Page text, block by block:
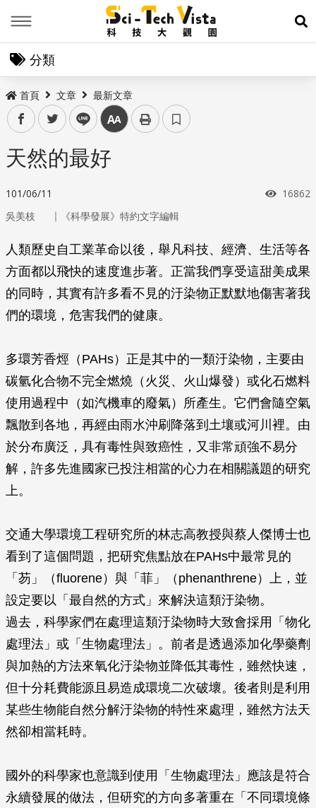
展
分類
首頁 文章 最新文章
facebooktwitter line 中
天然的最好
101/06/11 瀏覽次
16862
吳美枝 ｜ 《科學發展》特約文字編輯
人類歷史自工業革命以後，舉凡科技、經濟、生活等各
方面都以飛快的速度進步著。正當我們享受這甜美成果
的同時，其實有許多看不見的汙染物正默默地傷害著我
們的環境，危害我們的健康。
多環芳香烴（PAHs）正是其中的一類汙染物，主要由
碳氫化合物不完全燃燒（火災、火山爆發）或化石燃料
使用過程中（如汽機車的廢氣）所產生。它們會隨空氣
飄散到各地，再經由雨水沖刷降落到土壤或河川裡。由
於分布廣泛，具有毒性與致癌性，又非常頑強不易分
解，許多先進國家已投注相當的心力在相關議題的研究
上。
交通大學環境工程研究所的林志高教授與蔡人傑博士也
看到了這個問題，把研究焦點放在PAHs中最常見的
「芴」（fluorene）與「菲」（phenanthrene）上，並
設定要以「最自然的方式」來解決這類汙染物。
過去，科學家們在處理這類汙染物時大致會採用「物化
處理法」或「生物處理法」。前者是透過添加化學藥劑
與加熱的方法來氧化汙染物並降低其毒性，雖然快速，
但十分耗費能源且易造成環境二次破壞。後者則是利用
某些生物能自然分解汙染物的特性來處理，雖然方法天
然卻相當耗時。
國外的科學家也意識到使用「生物處理法」應該是符合
永續發展的做法，但研究的方向多著重在「不同環境條